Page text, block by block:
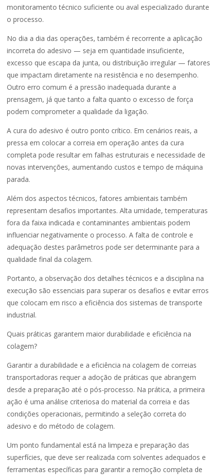
monitoramento técnico suficiente ou aval especializado durante
o processo.
No dia a dia das operações, também é recorrente a aplicação
incorreta do adesivo — seja em quantidade insuficiente,
excesso que escapa da junta, ou distribuição irregular — fatores
que impactam diretamente na resistência e no desempenho.
Outro erro comum é a pressão inadequada durante a
prensagem, já que tanto a falta quanto o excesso de força
podem comprometer a qualidade da ligação.
A cura do adesivo é outro ponto crítico. Em cenários reais, a
pressa em colocar a correia em operação antes da cura
completa pode resultar em falhas estruturais e necessidade de
novas intervenções, aumentando custos e tempo de máquina
parada.
Além dos aspectos técnicos, fatores ambientais também
representam desafios importantes. Alta umidade, temperaturas
fora da faixa indicada e contaminantes ambientais podem
influenciar negativamente o processo. A falta de controle e
adequação destes parâmetros pode ser determinante para a
qualidade final da colagem.
Portanto, a observação dos detalhes técnicos e a disciplina na
execução são essenciais para superar os desafios e evitar erros
que colocam em risco a eficiência dos sistemas de transporte
industrial.
Quais práticas garantem maior durabilidade e eficiência na
colagem?
Garantir a durabilidade e a eficiência na colagem de correias
transportadoras requer a adoção de práticas que abrangem
desde a preparação até o pós-processo. Na prática, a primeira
ação é uma análise criteriosa do material da correia e das
condições operacionais, permitindo a seleção correta do
adesivo e do método de colagem.
Um ponto fundamental está na limpeza e preparação das
superfícies, que deve ser realizada com solventes adequados e
ferramentas específicas para garantir a remoção completa de